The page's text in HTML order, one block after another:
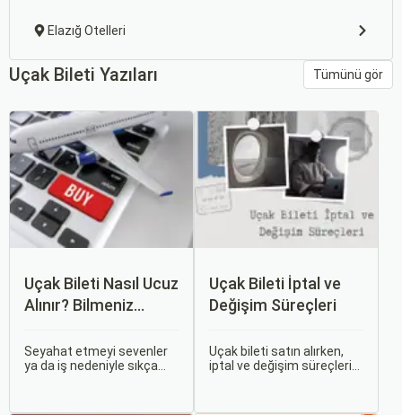
Elazığ Otelleri
Uçak Bileti Yazıları Tümünü gör
Uçak Bileti Nasıl Ucuz
Alınır? Bilmeniz
Detaylar
Seyahat etmeyi sevenler
ya da iş nedeniyle sıkça
Uçak Bileti İptal ve
Değişim Süreçleri
Uçak bileti satın alırken,
iptal ve değişim süreçlerini